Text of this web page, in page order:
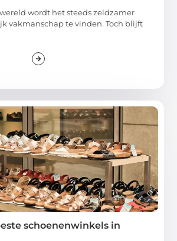
wordt het steeds zeldzamer
vakmanschap te vinden. Toch blijft
schoenenwinkels in